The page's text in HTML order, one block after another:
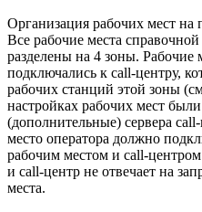
Организация рабочих мест
Все рабочие места
разделены на 4 зоны. Рабочие
подключались к call-центру,
рабочих станций этой зоны
настройках рабочих мест
(дополнительные) сервера
место оператора должно
рабочим местом и call-
и call-центр не отвечает на
места.